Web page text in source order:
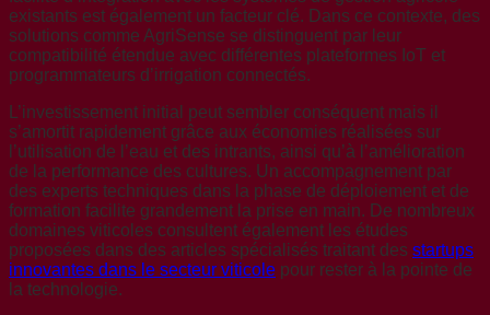
existants est également un facteur clé. Dans ce contexte, des
solutions comme AgriSense se distinguent par leur
compatibilité étendue avec différentes plateformes IoT et
programmateurs d’irrigation connectés.
L’investissement initial peut sembler conséquent mais il
s’amortit rapidement grâce aux économies réalisées sur
l’utilisation de l’eau et des intrants, ainsi qu’à l’amélioration
de la performance des cultures. Un accompagnement par
des experts techniques dans la phase de déploiement et de
formation facilite grandement la prise en main. De nombreux
domaines viticoles consultent également les études
proposées dans des articles spécialisés traitant des startups
innovantes dans le secteur viticole pour rester à la pointe de
la technologie.